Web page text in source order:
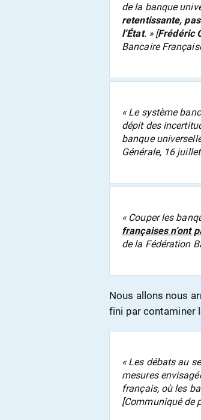
de la banque
retentissante,
l’État. » [Frédéric
Bancaire
«Le système
dépit des
banque
Générale, 16
« Couper les
françaises n’ont
de la Fédération
Nous allons nous
fini par contaminer
«Les débats au
mesures
français, où les
[Communiqué de